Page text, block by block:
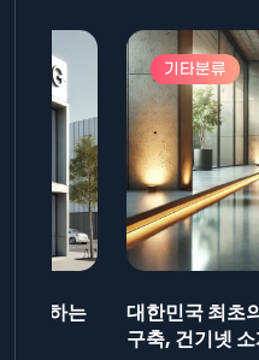
제출하는
기타분류
대한민국 최초
구축, 건기넷